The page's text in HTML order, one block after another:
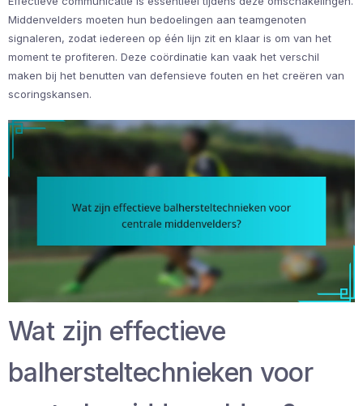
Middenvelders moeten hun bedoelingen aan teamgenoten
signaleren, zodat iedereen op één lijn zit en klaar is om van het
moment te profiteren. Deze coördinatie kan vaak het verschil
maken bij het benutten van defensieve fouten en het creëren van
scoringskansen.
Wat zijn effectieve
balhersteltechnieken voor